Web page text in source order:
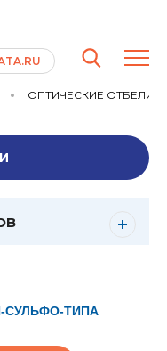
ОПТИЧЕСКИЕ
СУЛЬФО-ТИПА